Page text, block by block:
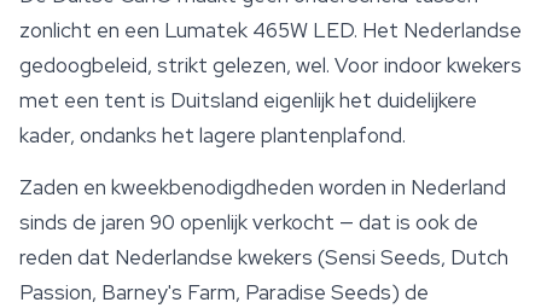
zonlicht en een Lumatek 465W LED. Het Nederlandse
gedoogbeleid, strikt gelezen, wel. Voor indoor kwekers
met een tent is Duitsland eigenlijk het duidelijkere
kader, ondanks het lagere plantenplafond.
Zaden en kweekbenodigdheden worden in Nederland
sinds de jaren 90 openlijk verkocht — dat is ook de
reden dat Nederlandse kwekers (Sensi Seeds, Dutch
Passion, Barney's Farm, Paradise Seeds) de